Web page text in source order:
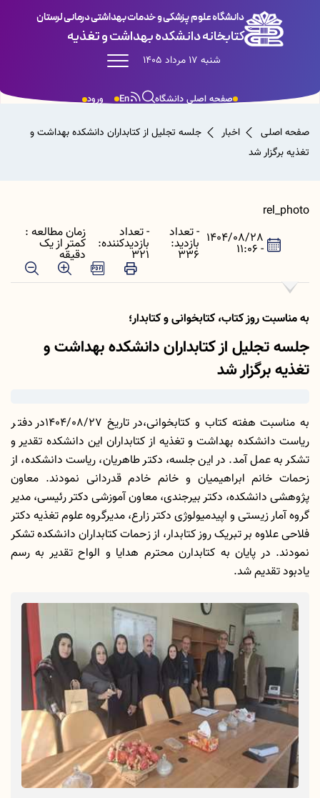
دانشگاه علوم پزشکی و خدمات بهداشتی درمانی لرستان
کتابخانه دانشکده بهداشت و تغذیه
شنبه 17 مرداد 1405
ورود En صفحه اصلی دانشگاه
صفحه اصلی اخبار
جلسه تجلیل از کتابداران دانشکده بهداشت و
تغذیه برگزار شد
rel_photo
1404/08/28
- 11:06
- تعداد
بازدید:
336
- تعداد
بازدیدکننده:
321
زمان مطالعه :
کمتر از یک
دقیقه
به مناسبت روز کتاب، کتابخوانی و کتابدار؛
جلسه تجلیل از کتابداران دانشکده بهداشت و
تغذیه برگزار شد
به مناسبت هفته کتاب و کتابخوانی،در تاریخ 1404/08/27در دفتر
ریاست دانشکده بهداشت و تغذیه از کتابداران این دانشکده تقدیر و
تشکر به عمل آمد. در این جلسه، دکتر طاهریان، ریاست دانشکده، از
زحمات خانم ابراهیمیان و خانم خادم قدردانی نمودند. معاون
پژوهشی دانشکده، دکتر بیرجندی، معاون آموزشی دکتر رئیسی، مدیر
گروه آمار زیستی و اپیدمیولوژی دکتر زارع، مدیرگروه علوم تغذیه دکتر
فلاحی علاوه بر تبریک روز کتابدار، از زحمات کتابداران دانشکده تشکر
نمودند. در پایان به کتابدارن محترم هدایا و الواح تقدیر به رسم
یادبود تقدیم شد.